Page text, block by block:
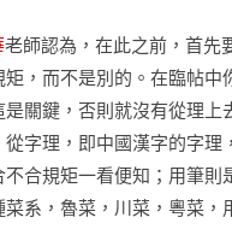
老師認為，在此之前，首先
，而不是別的。在臨帖中
關鍵，否則就沒有從理上
字理，即中國漢字的字理
合規矩一看便知；用筆則
系，魯菜，川菜，粵菜，